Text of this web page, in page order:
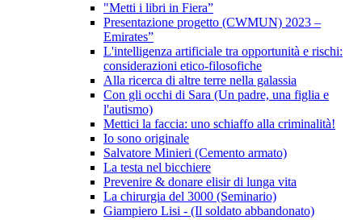
"Metti i libri in Fiera”
Presentazione progetto (CWMUN) 2023 –
Emirates”
L'intelligenza artificiale tra opportunità e rischi:
considerazioni etico-filosofiche
Alla ricerca di altre terre nella galassia
Con gli occhi di Sara (Un padre, una figlia e
l'autismo)
Mettici la faccia: uno schiaffo alla criminalità!
Io sono originale
Salvatore Minieri (Cemento armato)
La testa nel bicchiere
Prevenire & donare elisir di lunga vita
La chirurgia del 3000 (Seminario)
Giampiero Lisi - (Il soldato abbandonato)